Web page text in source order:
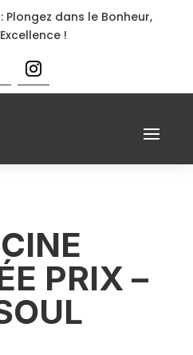
Plongez dans le Bonheur,
!
PRIX –